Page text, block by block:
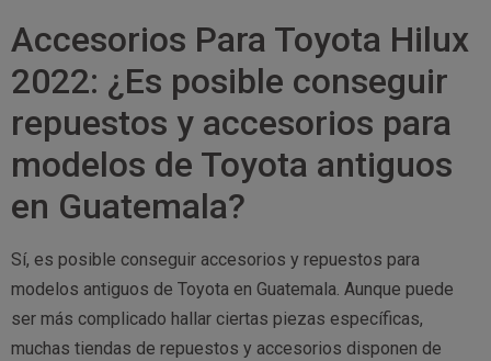
Accesorios Para Toyota Hilux
2022: ¿Es posible conseguir
repuestos y accesorios para
modelos de Toyota antiguos
en Guatemala?
Sí, es posible conseguir accesorios y repuestos para
modelos antiguos de Toyota en Guatemala. Aunque puede
ser más complicado hallar ciertas piezas específicas,
muchas tiendas de repuestos y accesorios disponen de